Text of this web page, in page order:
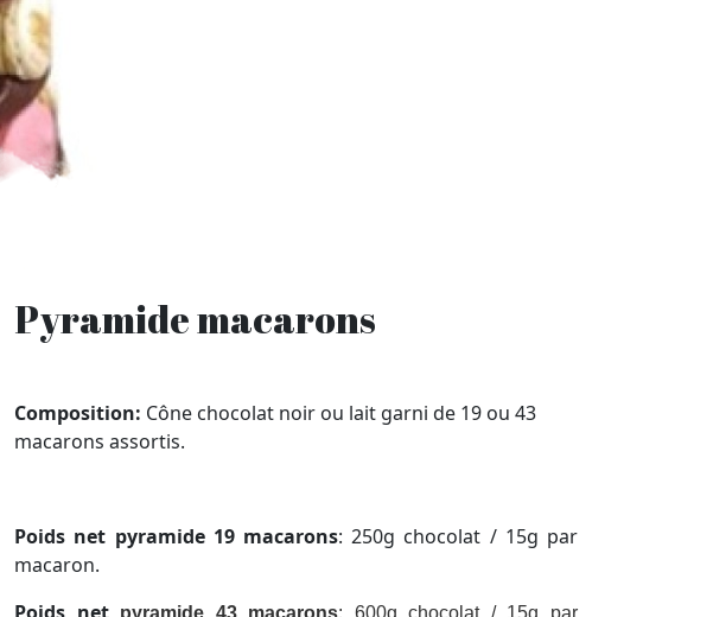
Pyramide macarons
Composition: Cône chocolat noir ou lait garni de 19 ou 43
macarons assortis.
Poids net pyramide 19 macarons: 250g chocolat / 15g par
macaron.
pyramide 43 macarons: 600g chocolat / 15g par